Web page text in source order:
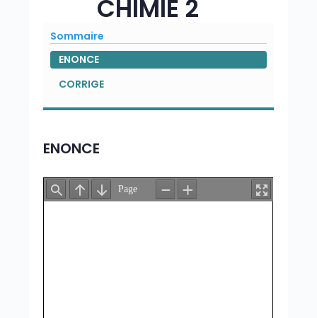
CHIMIE 2
Sommaire
ENONCE
CORRIGE
ENONCE